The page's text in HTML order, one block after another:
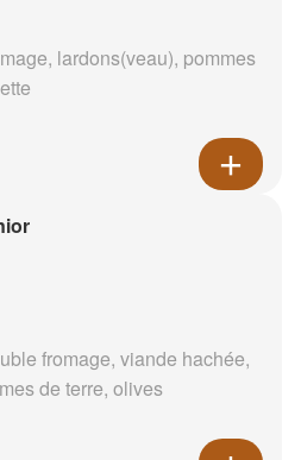
lardons(veau), pommes
fromage, viande hachée,
de terre, olives